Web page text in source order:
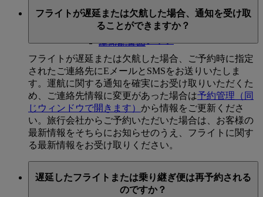
エミレーツA350
エミレーツ・エグゼクティブ
座席配置図
エミレーツ航空基金エミレーツ航空基
金 Opens an external link in a new tab
エミレーツについて
フライトが遅延または欠航した場合、通知を受け取
ることができますか？
フライトが遅延または欠航した場合、ご予約時に指定
されたご連絡先にEメールとSMSをお送りいたしま
す。運航に関する通知を確実にお受け取りいただくた
め、ご連絡先情報に変更があった場合は予約管理 （同
じウィンドウで開きます） から情報をご更新くださ
い。旅行会社からご予約いただいた場合は、お客様の
最新情報をそちらにお知らせのうえ、フライトに関す
る最新情報をお受け取りください。
遅延したフライトまたは乗り継ぎ便は再予約される
のですか？